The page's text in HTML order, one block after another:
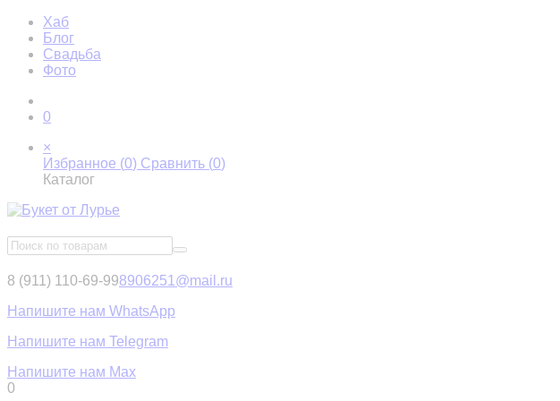
Хаб
Блог
Свадьба
Фото
0
×
Избранное (0) Сравнить (0)
Каталог
8 (911) 110-69-998906251@mail.ru
Напишите нам WhatsApp
Напишите нам Telegram
Напишите нам Max
0